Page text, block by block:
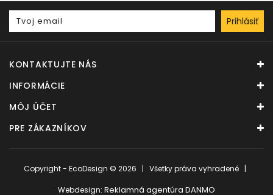
Prihlásiť
KONTAKTUJTE NÁS
INFORMÁCIE
MÔJ ÚČET
PRE ZÁKAZNÍKOV
Copyright - EcoDesign © 2026 | Všetky práva vyhradené |
Webdesign: Reklamná agentúra DANMO